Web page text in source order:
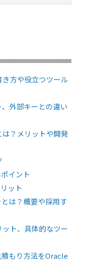
方や役立つツール
外部キーとの違い
？メリットや開発
イント
ット
は？概要や採用す
ト、具体的なツー
もり方法をOracle